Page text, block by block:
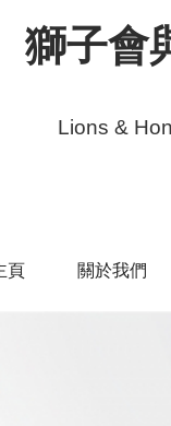
獅子會
Lions &
頁 關於我們